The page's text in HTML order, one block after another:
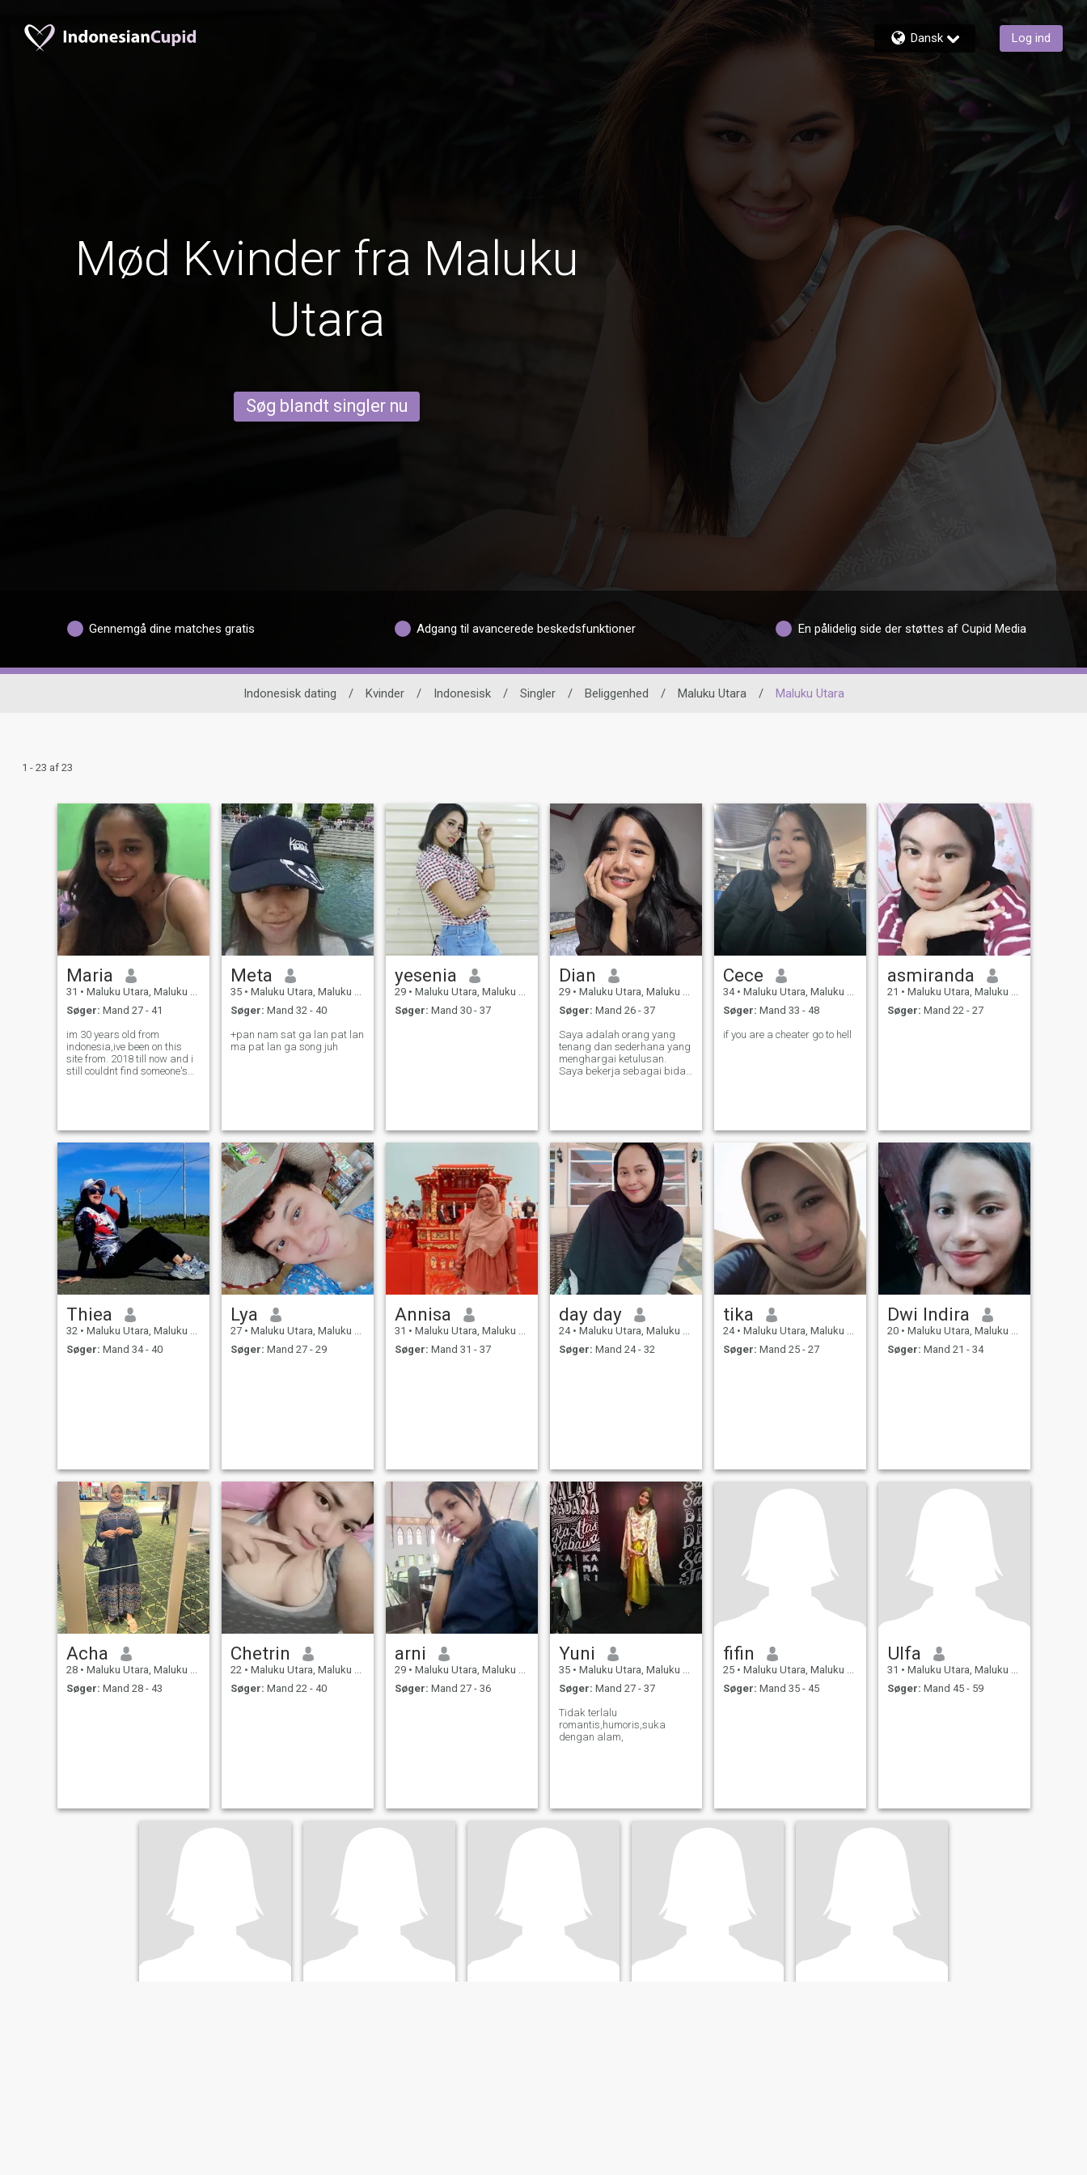
Dansk Log ind
Mød Kvinder fra Maluku
Utara
Søg blandt singler nu
Gennemgå dine matches gratis Adgang til avancerede beskedsfunktioner En pålidelig side der støttes af Cupid Media
Indonesisk dating / Kvinder / Indonesisk / Singler / Beliggenhed / Maluku Utara / Maluku Utara
1 - 23 af 23
Maria
31 • Maluku Utara, Maluku Utara, Indonesien
Søger: Mand 27 - 41
im 30 years old from
indonesia,ive been on this
site from. 2018 till now and i
still couldnt find someone's
from India or turkey.i
Meta
35 • Maluku Utara, Maluku Utara, Indonesien
Søger: Mand 32 - 40
+pan nam sat ga lan pat lan
ma pat lan ga song juh
yesenia
29 • Maluku Utara, Maluku Utara, Indonesien
Søger: Mand 30 - 37
Dian
29 • Maluku Utara, Maluku Utara, Indonesien
Søger: Mand 26 - 37
Saya adalah orang yang
tenang dan sederhana yang
menghargai ketulusan.
Saya bekerja sebagai bidan
Cece
34 • Maluku Utara, Maluku Utara, Indonesien
Søger: Mand 33 - 48
if you are a cheater go to hell
asmiranda
21 • Maluku Utara, Maluku Utara, Indonesien
Søger: Mand 22 - 27
Thiea
32 • Maluku Utara, Maluku Utara, Indonesien
Søger: Mand 34 - 40
Lya
27 • Maluku Utara, Maluku Utara, Indonesien
Søger: Mand 27 - 29
Annisa
31 • Maluku Utara, Maluku Utara, Indonesien
Søger: Mand 31 - 37
day day
24 • Maluku Utara, Maluku Utara, Indonesien
Søger: Mand 24 - 32
tika
24 • Maluku Utara, Maluku Utara, Indonesien
Søger: Mand 25 - 27
Dwi Indira
20 • Maluku Utara, Maluku Utara, Indonesien
Søger: Mand 21 - 34
Acha
28 • Maluku Utara, Maluku Utara, Indonesien
Søger: Mand 28 - 43
Chetrin
22 • Maluku Utara, Maluku Utara, Indonesien
Søger: Mand 22 - 40
arni
29 • Maluku Utara, Maluku Utara, Indonesien
Søger: Mand 27 - 36
Yuni
35 • Maluku Utara, Maluku Utara, Indonesien
Søger: Mand 27 - 37
Tidak terlalu
romantis,humoris,suka
dengan alam,
fifin
25 • Maluku Utara, Maluku Utara, Indonesien
Søger: Mand 35 - 45
Ulfa
31 • Maluku Utara, Maluku Utara, Indonesien
Søger: Mand 45 - 59